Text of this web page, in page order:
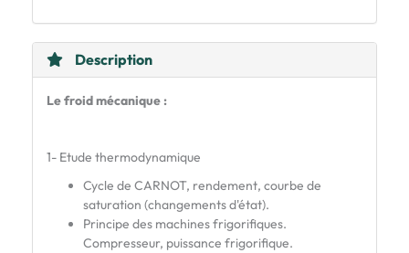
Description
Le froid mécanique :
1- Etude thermodynamique
Cycle de CARNOT, rendement, courbe de
saturation (changements d'état).
Principe des machines frigorifiques.
Compresseur, puissance frigorifique.